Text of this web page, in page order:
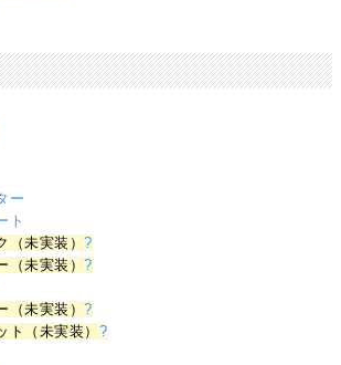
ー
ト
（未実装）?
（未実装）?
（未実装）?
ト（未実装） ?